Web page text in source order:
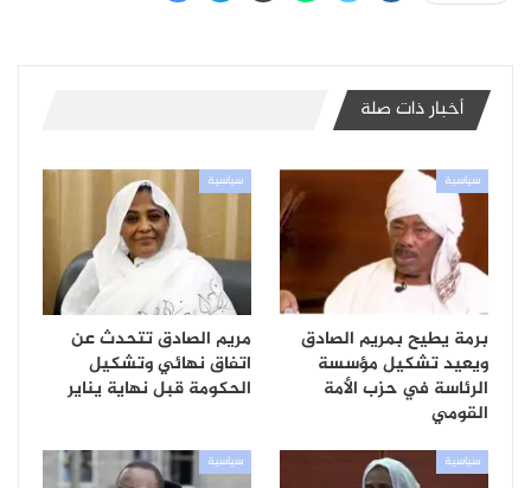
أخبار ذات صلة
سياسية
برمة يطيح بمريم الصادق
ويعيد تشكيل مؤسسة
الرئاسة في حزب الأمة
القومي
سياسية
مريم الصادق تتحدث عن
اتفاق نهائي وتشكيل
الحكومة قبل نهاية يناير
سياسية سياسية